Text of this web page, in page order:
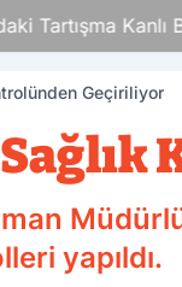
Tartışma Kanlı
Geçiriliyor
yapıldı.